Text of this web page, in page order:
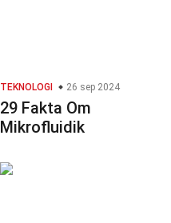
TEKNOLOGI 26 sep 2024
29 Fakta Om
Mikrofluidik